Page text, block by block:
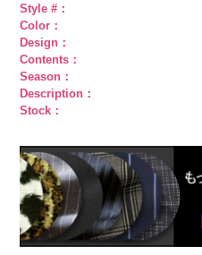
Style #：
Color：
Design：
Contents：
Season：
Description：
Stock：